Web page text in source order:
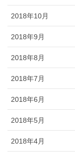
2018年10月
2018年9月
2018年8月
2018年7月
2018年6月
2018年5月
2018年4月